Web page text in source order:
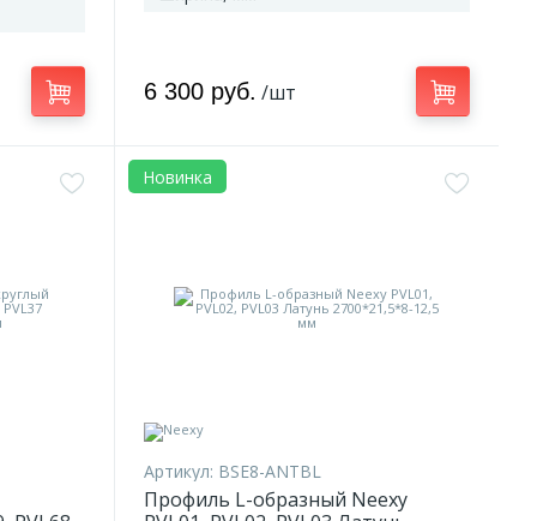
6 300 руб. /шт
Новинка
Артикул: BSE8-ANTBL
Профиль L-образный Neexy